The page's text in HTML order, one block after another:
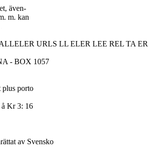
även-
m. kan
URLS LL ELER LEE REL TA
- BOX 1057
plus porto
å Kr 3: 16
av Svensko